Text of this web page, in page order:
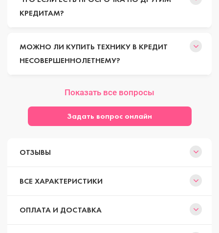
КРЕДИТАМ?
МОЖНО ЛИ КУПИТЬ ТЕХНИКУ В КРЕДИТ
НЕСОВЕРШЕННОЛЕТНЕМУ?
Показать все вопросы
Задать вопрос онлайн
ОТЗЫВЫ
ВСЕ ХАРАКТЕРИСТИКИ
ОПЛАТА И ДОСТАВКА